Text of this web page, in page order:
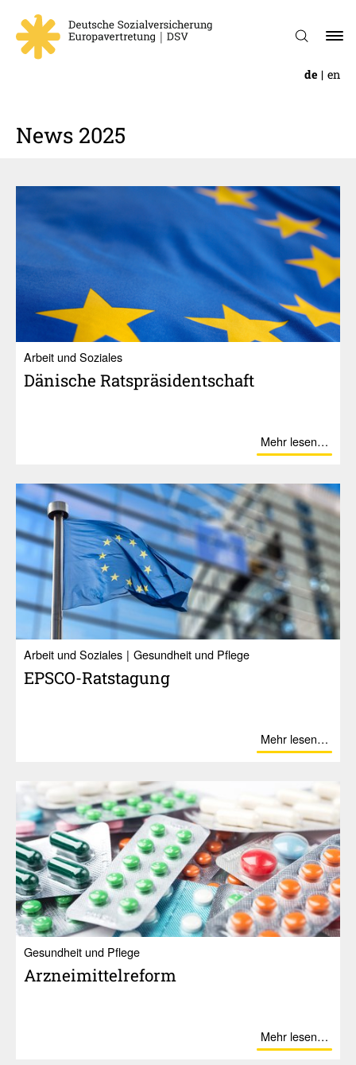
de en
News 2025
Ar­beit und So­zia­les
Däni­sche Rats­prä­si­dent­schaft
Mehr lesen…
Ar­beit und So­zia­les Gesundheit und Pflege
EPSCO-Rats­ta­gung
Mehr lesen…
Gesundheit und Pflege
Arznei­mit­tel­re­form
Mehr lesen…